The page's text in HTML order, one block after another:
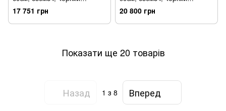
(WHT6SYB)
17 751 грн
(WHT9SYB)
20 800 грн
Показати ще 20 товарів
Назад 1 з 8 Вперед